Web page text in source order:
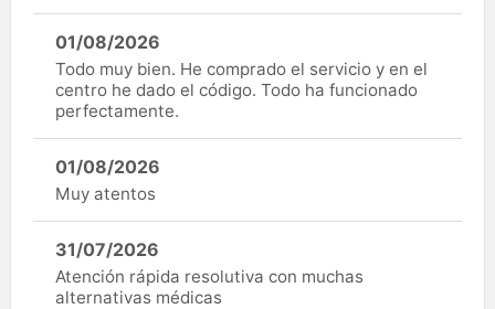
01/08/2026
Todo muy bien. He comprado el servicio y en el
centro he dado el código. Todo ha funcionado
perfectamente.
01/08/2026
Muy atentos
31/07/2026
Atención rápida resolutiva con muchas
alternativas médicas